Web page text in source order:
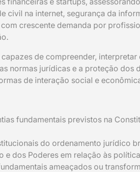
civil na internet, segurança da
crescente demanda por
de compreender,
normas jurídicas e a proteção dos
de interação social e
fundamentais previstos na
do ordenamento jurídico
e dos Poderes em relação às
ameaçados ou